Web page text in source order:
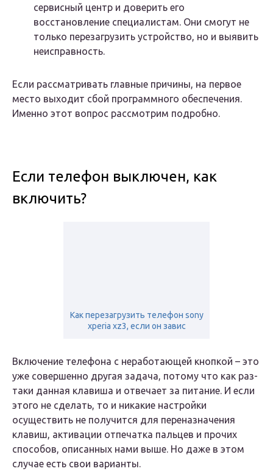
сервисный центр и доверить его
восстановление специалистам. Они смогут не
только перезагрузить устройство, но и выявить
неисправность.
Если рассматривать главные причины, на первое
место выходит сбой программного обеспечения.
Именно этот вопрос рассмотрим подробно.
Если телефон выключен, как
включить?
Как перезагрузить телефон sony
xperia xz3, если он завис
Включение телефона с неработающей кнопкой – это
уже совершенно другая задача, потому что как раз-
таки данная клавиша и отвечает за питание. И если
этого не сделать, то и никакие настройки
осуществить не получится для переназначения
клавиш, активации отпечатка пальцев и прочих
способов, описанных нами выше. Но даже в этом
случае есть свои варианты.